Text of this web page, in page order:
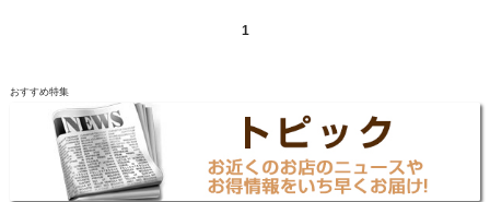
1
おすすめ特集